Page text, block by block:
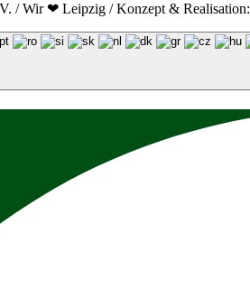
/ Wir ❤ Leipzig / Konzept & Realisation: